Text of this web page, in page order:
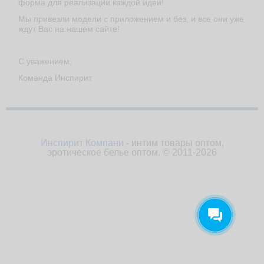
форма для реализации каждой идеи!
Мы привезли модели с приложением и без, и все они уже
ждут Вас на нашем сайте!
С уважением,
Команда Инспирит
Инспирит Компани - интим товары оптом,
эротическое белье оптом. © 2011-2026